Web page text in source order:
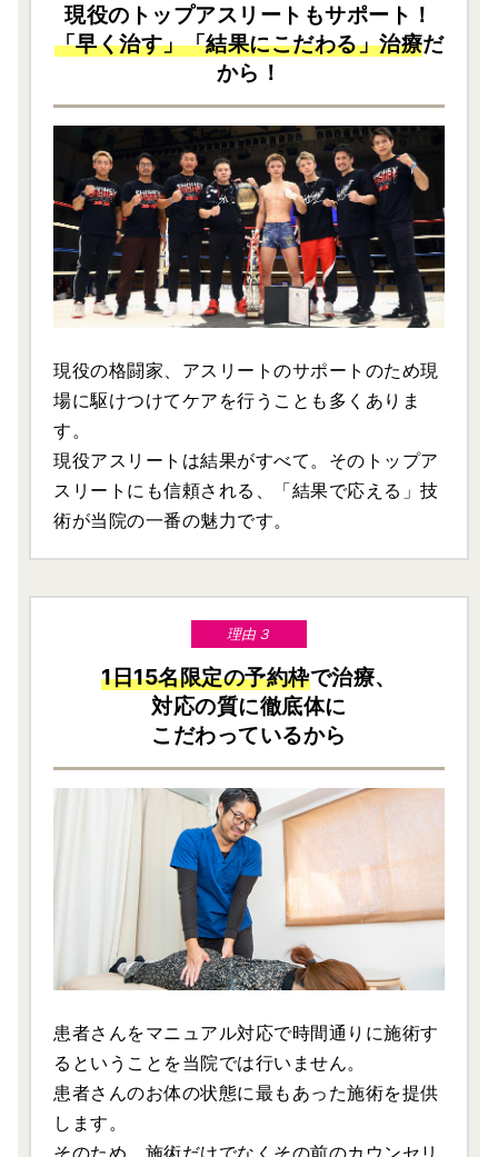
現役のトップアスリートもサポート！
「早く治す」「結果にこだわる」治療だ
から！
現役の格闘家、アスリートのサポートのため現
場に駆けつけてケアを行うことも多くありま
す。
現役アスリートは結果がすべて。そのトップア
スリートにも信頼される、「結果で応える」技
術が当院の一番の魅力です。
理由３
1日15名限定の予約枠で治療、
対応の質に徹底体に
こだわっているから
患者さんをマニュアル対応で時間通りに施術す
るということを当院では行いません。
患者さんのお体の状態に最もあった施術を提供
します。